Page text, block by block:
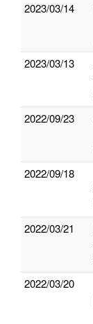
2023/03/14
2023/03/13
2022/09/23
2022/09/18
2022/03/21
2022/03/20